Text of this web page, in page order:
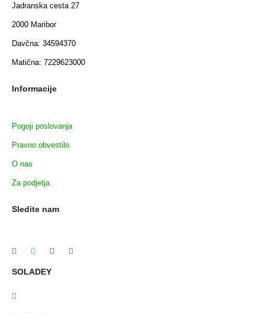
Jadranska cesta 27
2000 Maribor
Davčna: 34594370
Matična: 7229623000
Informacije
Pogoji poslovanja
Pravno obvestilo
O nas
Za podjetja
Sledite nam
SOLADEY